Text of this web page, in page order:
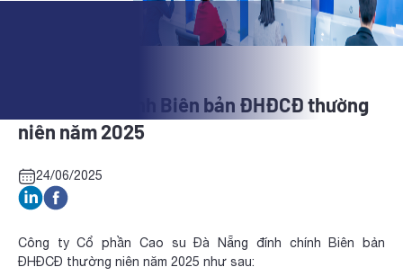
DRC: Đính chính Biên bản ĐHĐCĐ thường
niên năm 2025
24/06/2025
Công ty Cổ phần Cao su Đà Nẵng đính chính Biên bản
ĐHĐCĐ thường niên năm 2025 như sau: